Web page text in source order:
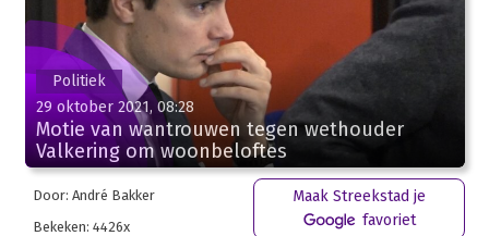
Politiek
29 oktober 2021, 08:28
Motie van wantrouwen tegen wethouder
Valkering om woonbeloftes
Door: André Bakker
Bekeken: 4426x
Maak Streekstad je
favoriet